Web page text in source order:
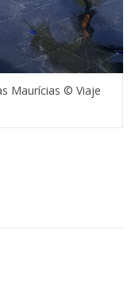
Maurícias © Viaje